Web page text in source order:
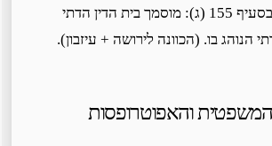
אך על פי האמור בסעיף 155 (ג): מוסמך בית הדין הדתי
הנוהג בו. (הכוונה לירושה + עיזבון).
והאפוטרופסות